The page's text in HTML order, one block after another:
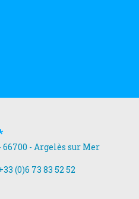
66700 - Argelès sur Mer
(0)6 73 83 52 52